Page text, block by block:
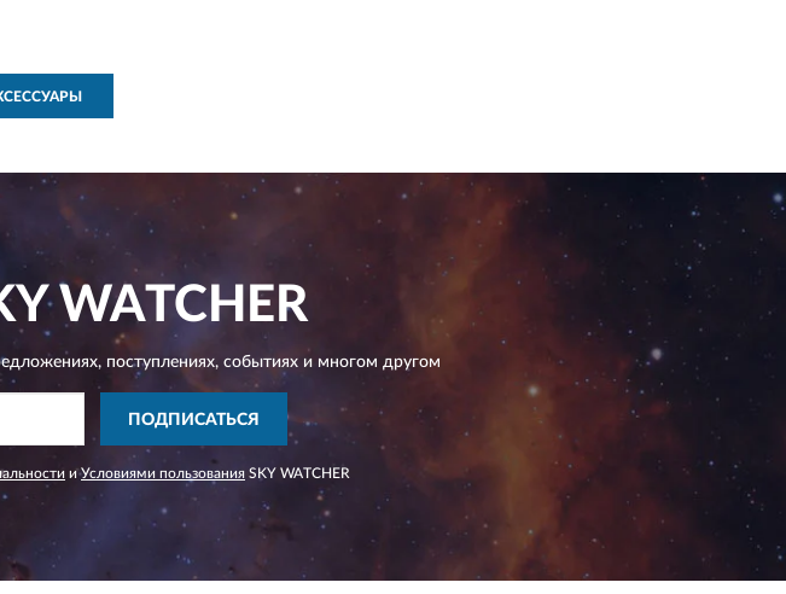
WATCHER
поступлениях, событиях и многом другом
ПОДПИСАТЬСЯ
иУсловиями пользования SKY WATCHER